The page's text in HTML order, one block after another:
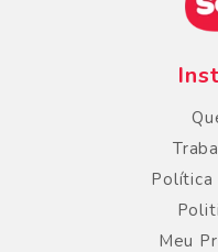
Política
Meu